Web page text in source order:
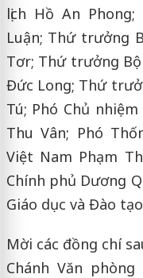
lịch Hồ An
Luận; Thứ trưởng
Tơr; Thứ trưởng Bộ
Đức Long; Thứ
Tú; Phó Chủ
Thu Vân; Phó
Việt Nam Phạm
Chính phủ Dương
Giáo dục và Đào
Mời các đồng chí
Chánh Văn